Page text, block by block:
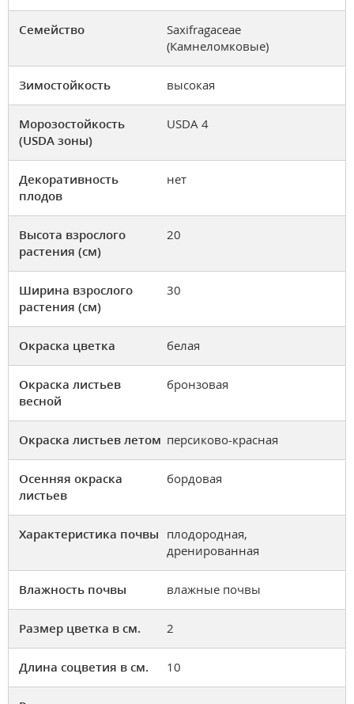
Семейство
Saxifragaceae
(Камнеломковые)
Зимостойкость высокая
Морозостойкость
(USDA зоны)
USDA 4
Декоративность
плодов
нет
Высота взрослого
растения (см)
20
Ширина взрослого
растения (см)
30
Окраска цветка белая
Окраска листьев
весной
бронзовая
Окраска листьев летом персиково-красная
Осенняя окраска
листьев
бордовая
Характеристика почвы плодородная,
дренированная
Влажность почвы влажные почвы
Размер цветка в см. 2
Длина соцветия в см. 10